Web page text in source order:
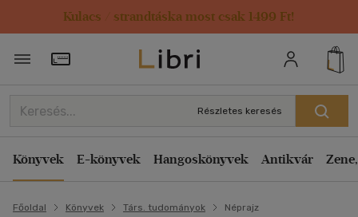
Kulacs / strandtáska most csak 1499 Ft!
Törzsvásárlói Kártya adatai
Részletes keresés
Könyvek E-könyvek Hangoskönyvek Antikvár
Főoldal Könyvek Társ. tudományok Néprajz